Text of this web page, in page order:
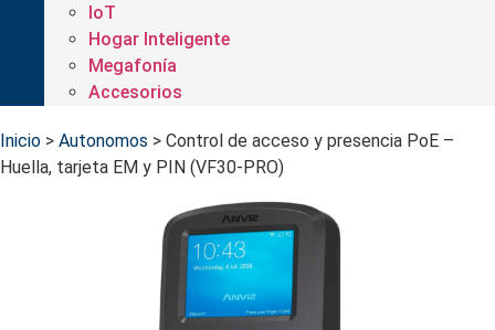
IoT
Hogar Inteligente
Megafonía
Accesorios
Inicio > Autonomos > Control de acceso y presencia PoE –
Huella, tarjeta EM y PIN (VF30-PRO)